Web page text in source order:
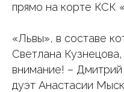
прямо на корте КСК
«Львы», в составе
Светлана
внимание! –
дуэт Анастасии